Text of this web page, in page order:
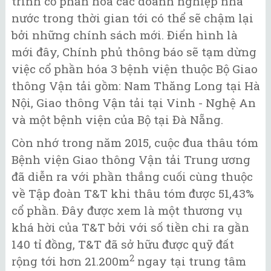
nước trong thời gian tới có thể sẽ chậm lại
bởi những chính sách mới. Điển hình là
mới đây, Chính phủ thông báo sẽ tạm dừng
việc cổ phần hóa 3 bệnh viện thuộc Bộ Giao
thông Vận tải gồm: Nam Thăng Long tại Hà
Nội, Giao thông Vận tải tại Vinh - Nghệ An
và một bệnh viện của Bộ tại Đà Nẵng.
Còn nhớ trong năm 2015, cuộc đua thâu tóm
Bệnh viện Giao thông Vận tải Trung ương
đã diễn ra với phần thắng cuối cùng thuộc
về Tập đoàn T&T khi thâu tóm được 51,43%
cổ phần. Đây được xem là một thương vụ
khá hời của T&T bởi với số tiền chi ra gần
140 tỉ đồng, T&T đã sở hữu được quỹ đất
rộng tới hơn 21.200m2 ngay tại trung tâm